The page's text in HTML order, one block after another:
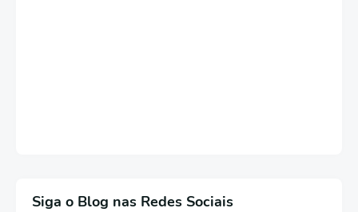
Siga o Blog nas Redes Sociais